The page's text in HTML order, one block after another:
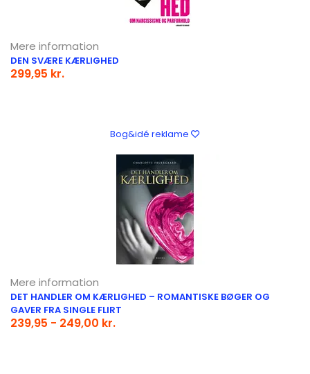
Mere information
DEN SVÆRE KÆRLIGHED
299,95 kr.
Bog&idé reklame
Mere information
DET HANDLER OM KÆRLIGHED – ROMANTISKE BØGER OG
GAVER FRA SINGLE FLIRT
239,95 - 249,00 kr.